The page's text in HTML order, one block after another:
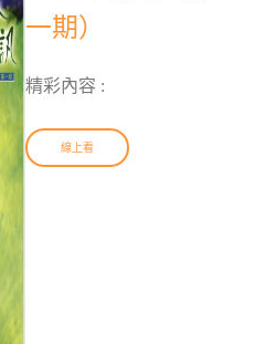
一期）
精彩內容 :
線上看